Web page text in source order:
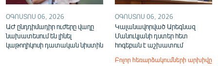
ՕԳՈՍՏՈՍ 06, 2026
ԱԺ ընդդիմադիր ուժերը վաղը
նախատեսում են լինել
կաթողիկոսի դատական նիստին
ՕԳՈՍՏՈՍ 06, 2026
Կալանավորված Արեգնազ
Մանուկյանի դստեր հետ
հոգեբան է աշխատում
Բոլոր հեռարձակումների արխիվը